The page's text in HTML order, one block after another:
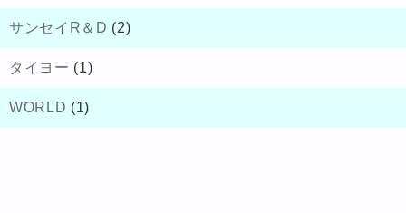
サンセイR＆D (2)
タイヨー (1)
WORLD (1)